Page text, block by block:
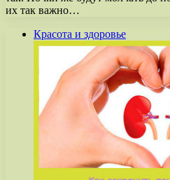
их так важно…
Красота и здоровье